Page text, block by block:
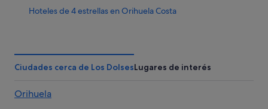
Hoteles de 4 estrellas en Orihuela Costa
Hoteles con spa en Orihuela Costa
Hoteles con casino en Orihuela Costa
Ciudades cerca de Los DolsesLugares de interés
Orihuela